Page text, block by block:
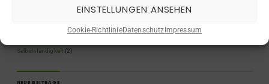
EINSTELLUNGEN ANSEHEN
Cookie-RichtlinieDatenschutzImpressum
Selbstständigkeit (2)
NEUE BEITRÄGE